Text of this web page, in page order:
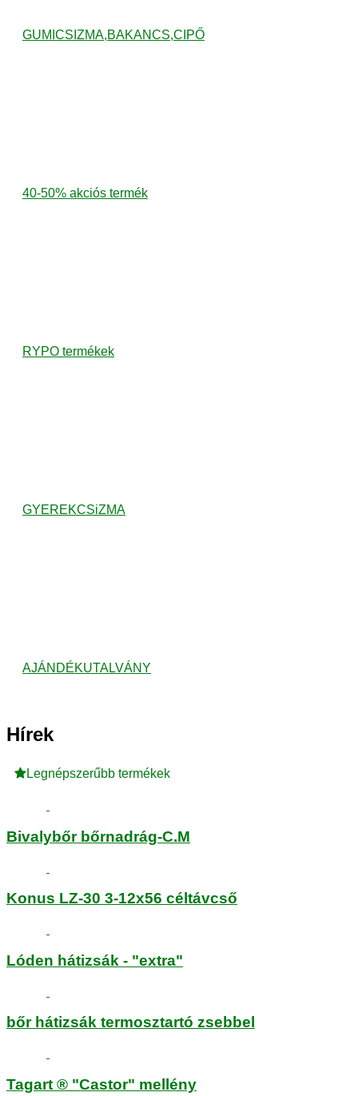
GUMICSIZMA,BAKANCS,CIPŐ
40-50% akciós termék
RYPO termékek
GYEREKCSiZMA
AJÁNDÉKUTALVÁNY
Hírek
Legnépszerűbb termékek
Bivalybőr bőrnadrág-C.M
Konus LZ-30 3-12x56 céltávcső
Lóden hátizsák - "extra"
bőr hátizsák termosztartó zsebbel
Tagart ® "Castor" mellény